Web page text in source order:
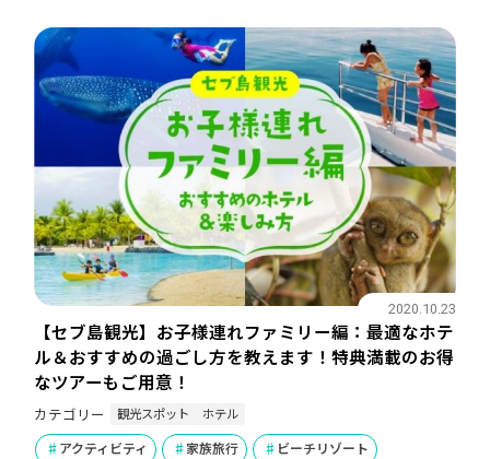
【セブ島観光】お子様連れファミリー編：最適なホテ
ル＆おすすめの過ごし方を教えます！特典満載のお得
なツアーもご用意！
2020.10.23
カテゴリー 観光スポット ホテル
アクティビティ 家族旅行 ビーチリゾート